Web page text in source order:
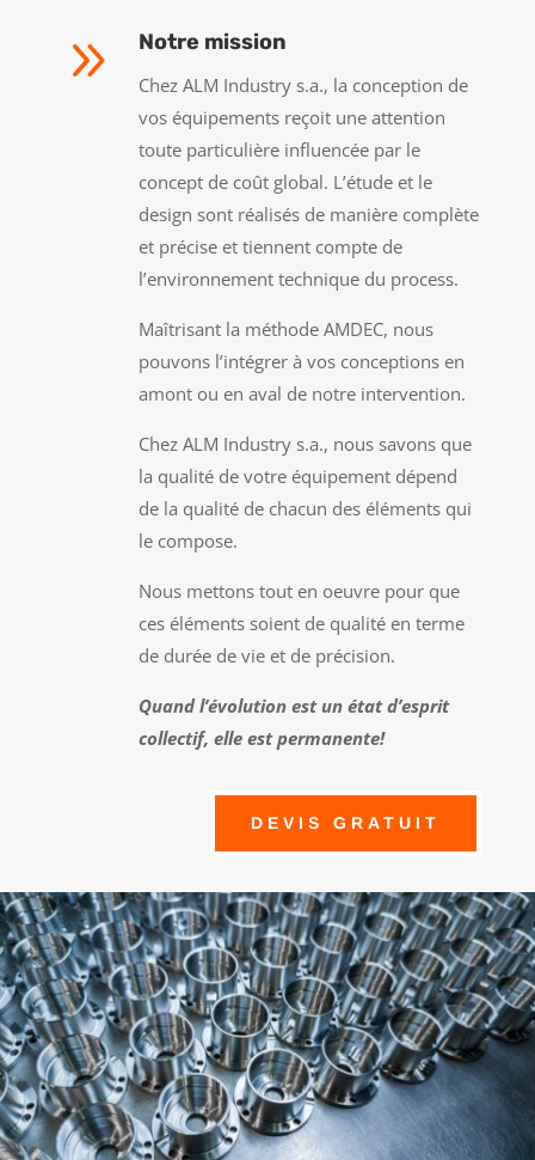
9 Notre mission
Chez ALM Industry s.a., la conception de
vos équipements reçoit une attention
toute particulière influencée par le
concept de coût global. L’étude et le
design sont réalisés de manière complète
et précise et tiennent compte de
l’environnement technique du process.
Maîtrisant la méthode AMDEC, nous
pouvons l’intégrer à vos conceptions en
amont ou en aval de notre intervention.
Chez ALM Industry s.a., nous savons que
la qualité de votre équipement dépend
de la qualité de chacun des éléments qui
le compose.
Nous mettons tout en oeuvre pour que
ces éléments soient de qualité en terme
de durée de vie et de précision.
Quand l’évolution est un état d’esprit
collectif, elle est permanente!
DEVIS GRATUIT